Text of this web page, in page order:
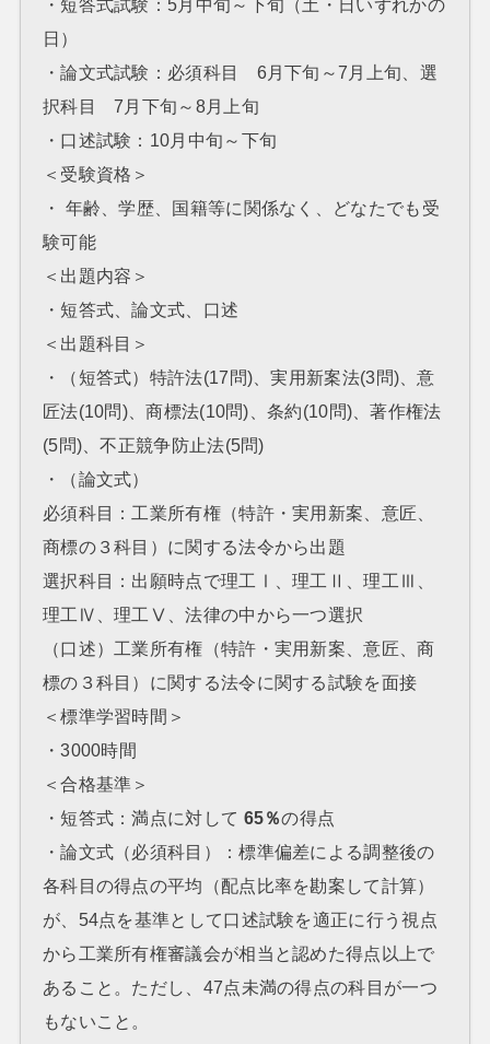
・短答式試験：5月中旬～下旬（土・日いずれかの
日）
・論文式試験：必須科目 6月下旬～7月上旬、選
択科目 7月下旬～8月上旬
・口述試験：10月中旬～下旬
＜受験資格＞
・ 年齢、学歴、国籍等に関係なく、どなたでも受
験可能
＜出題内容＞
・短答式、論文式、口述
＜出題科目＞
・（短答式）特許法(17問)、実用新案法(3問)、意
匠法(10問)、商標法(10問)、条約(10問)、著作権法
(5問)、不正競争防止法(5問)
・（論文式）
必須科目：工業所有権（特許・実用新案、意匠、
商標の３科目）に関する法令から出題
選択科目：出願時点で理工Ⅰ、理工Ⅱ、理工Ⅲ、
理工Ⅳ、理工Ⅴ、法律の中から一つ選択
（口述）工業所有権（特許・実用新案、意匠、商
標の３科目）に関する法令に関する試験を面接
＜標準学習時間＞
・3000時間
＜合格基準＞
・短答式：満点に対して 65％の得点
・論文式（必須科目）：標準偏差による調整後の
各科目の得点の平均（配点比率を勘案して計算）
が、54点を基準として口述試験を適正に行う視点
から工業所有権審議会が相当と認めた得点以上で
あること。ただし、47点未満の得点の科目が一つ
もないこと。